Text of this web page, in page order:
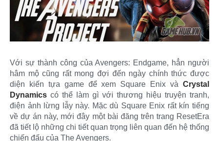
Với sự thành công của Avengers: Endgame, hẳn người
hâm mộ cũng rất mong đợi đến ngày chính thức được
diện kiến tựa game để xem Square Enix và Crystal
Dynamics có thể làm gì với thương hiệu truyện tranh,
điện ảnh lừng lẫy này. Mặc dù Square Enix rất kín tiếng
về dự án này, mới đây một bài đăng trên trang ResetEra
đã tiết lộ những chi tiết quan trọng liên quan đến hệ thống
chiến đấu của The Avengers.